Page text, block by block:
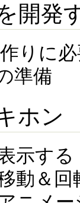
開発
りに
準備
ホン
示する
動＆回